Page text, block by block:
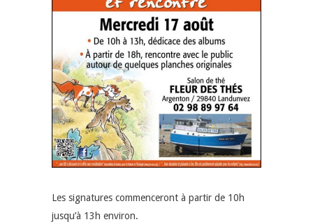
Les signatures commenceront à partir de 10h
jusqu’à 13h environ.